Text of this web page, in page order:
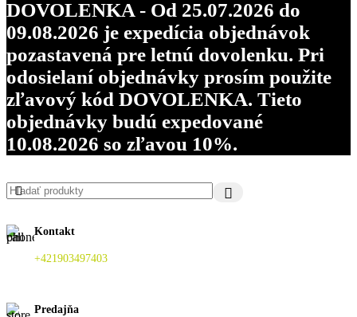
DOVOLENKA - Od 25.07.2026 do
09.08.2026 je expedícia objednávok
pozastavená pre letnú dovolenku. Pri
odosielaní objednávky prosím použite
zľavový kód DOVOLENKA. Tieto
objednávky budú expedované
10.08.2026 so zľavou 10%.
Kontakt
+421903497403
Predajňa